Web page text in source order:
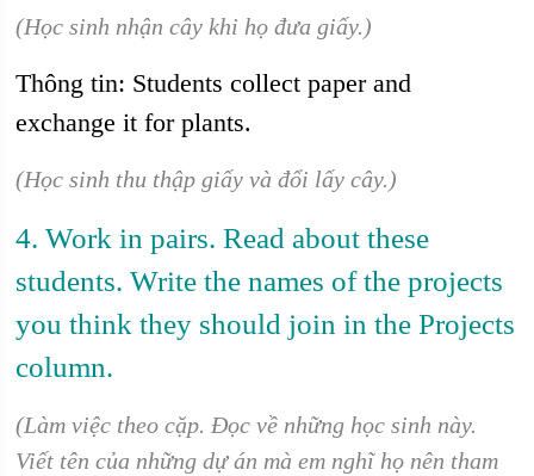
(Học sinh nhận cây khi họ đưa giấy.)
Thông tin: Students collect paper and
exchange it for plants.
(Học sinh thu thập giấy và đổi lấy cây.)
4. Work in pairs. Read about these
students. Write the names of the projects
you think they should join in the Projects
column.
(Làm việc theo cặp. Đọc về những học sinh này.
Viết tên của những dự án mà em nghĩ họ nên tham